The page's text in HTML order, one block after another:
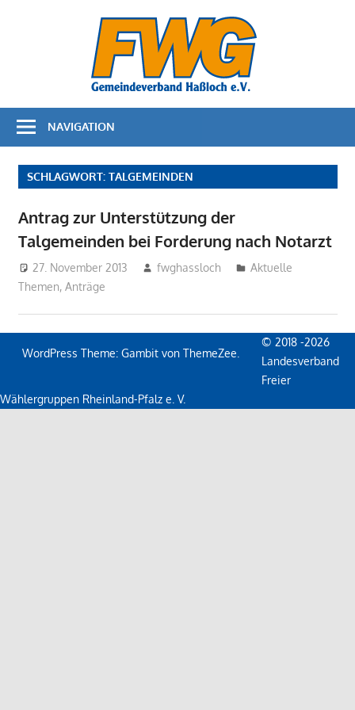
Bürger
FWG
NAVIGATION
SCHLAGWORT: TALGEMEINDEN
Antrag zur Unterstützung der
Talgemeinden bei Forderung nach Notarzt
27. November 2013 fwghassloch
Aktuelle
Themen, Anträge
WordPress Theme: Gambit von ThemeZee.
© 2018 -2026
Landesverband
Freier
Wählergruppen Rheinland-Pfalz e. V.